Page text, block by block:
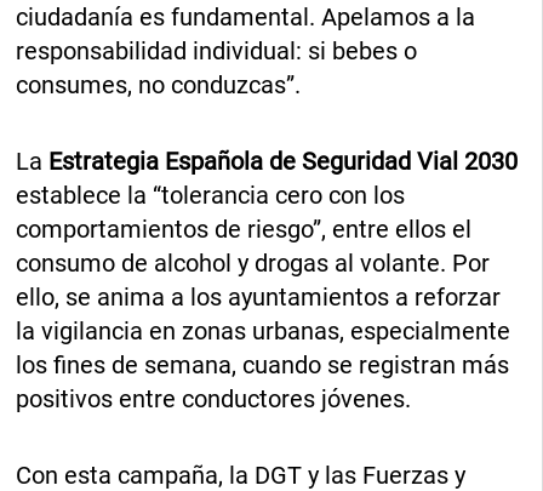
ciudadanía es fundamental. Apelamos a la
responsabilidad individual: si bebes o
consumes, no conduzcas”.
La Estrategia Española de Seguridad Vial 2030
establece la “tolerancia cero con los
comportamientos de riesgo”, entre ellos el
consumo de alcohol y drogas al volante. Por
ello, se anima a los ayuntamientos a reforzar
la vigilancia en zonas urbanas, especialmente
los fines de semana, cuando se registran más
positivos entre conductores jóvenes.
Con esta campaña, la DGT y las Fuerzas y